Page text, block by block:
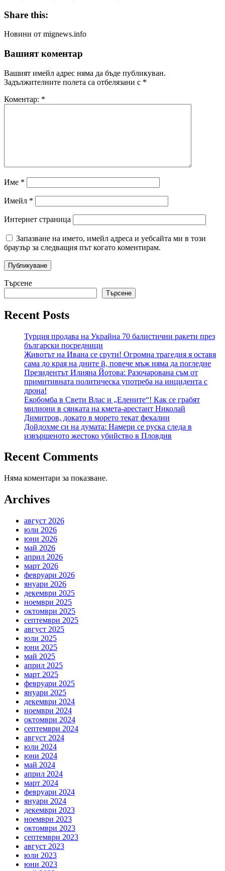
Share this:
Новини от mignews.info
Вашият коментар
Вашият имейл адрес няма да бъде публикуван.
Задължителните полета са отбелязани с *
Коментар: *
Име *
Имейл *
Интернет страница
Запазване на името, имейл адреса и уебсайта ми в този
браузър за следващия път когато коментирам.
Търсене
Търсене
Recent Posts
Турция продава на Украйна 70 балистични ракети през
български посредници
Животът на Ивана се срути! Огромна трагедия я оставя
сама до края на дните й, повече мъж няма да погледне
Президентът Илияна Йотова: Разочарована съм от
примитивната политическа употреба на инцидента с
дрона!
Екобомба в Свети Влас и „Елените“! Как се грабят
милиони в сянката на кмета-арестант Николай
Димитров, докато в морето текат фекалии
Дойдохме си на думата: Намери се руска следа в
извършеното жестоко убийство в Пловдив
Recent Comments
Няма коментари за показване.
Archives
август 2026
юли 2026
юни 2026
май 2026
април 2026
март 2026
февруари 2026
януари 2026
декември 2025
ноември 2025
октомври 2025
септември 2025
август 2025
юли 2025
юни 2025
май 2025
април 2025
март 2025
февруари 2025
януари 2025
декември 2024
ноември 2024
октомври 2024
септември 2024
август 2024
юли 2024
юни 2024
май 2024
април 2024
март 2024
февруари 2024
януари 2024
декември 2023
ноември 2023
октомври 2023
септември 2023
август 2023
юли 2023
юни 2023